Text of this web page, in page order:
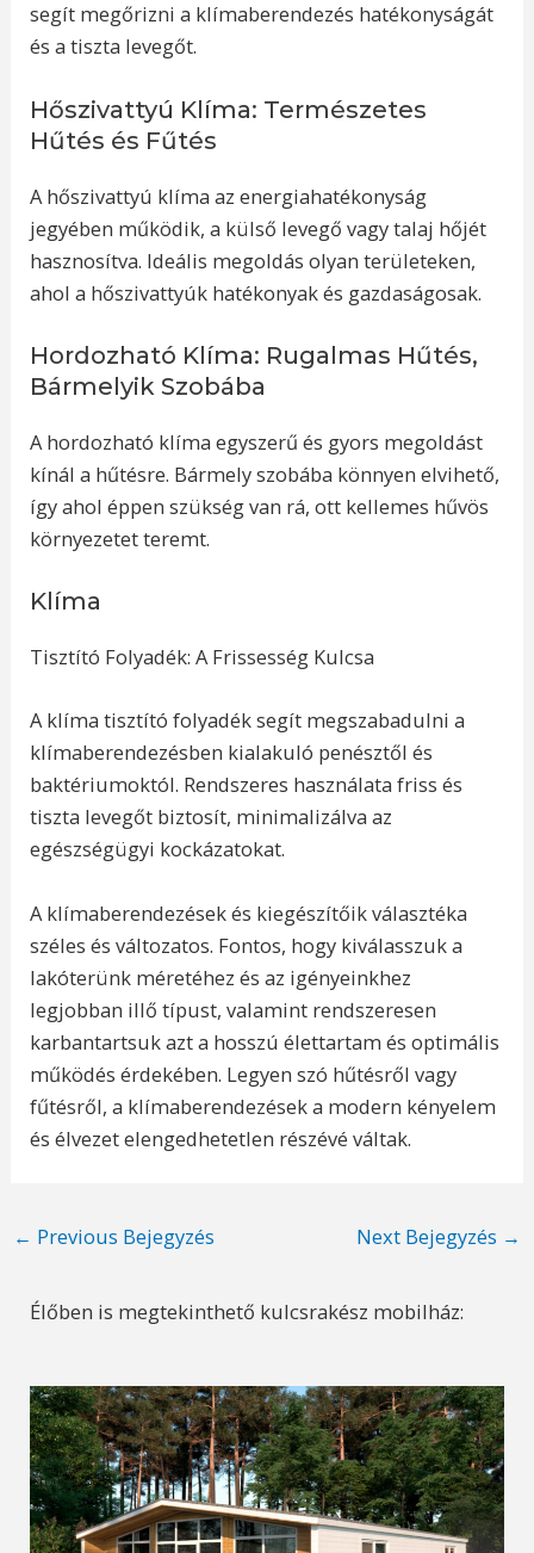
segít megőrizni a klímaberendezés hatékonyságát
és a tiszta levegőt.
Hőszivattyú Klíma: Természetes
Hűtés és Fűtés
A hőszivattyú klíma az energiahatékonyság
jegyében működik, a külső levegő vagy talaj hőjét
hasznosítva. Ideális megoldás olyan területeken,
ahol a hőszivattyúk hatékonyak és gazdaságosak.
Hordozható Klíma: Rugalmas Hűtés,
Bármelyik Szobába
A hordozható klíma egyszerű és gyors megoldást
kínál a hűtésre. Bármely szobába könnyen elvihető,
így ahol éppen szükség van rá, ott kellemes hűvös
környezetet teremt.
Klíma
Tisztító Folyadék: A Frissesség Kulcsa
A klíma tisztító folyadék segít megszabadulni a
klímaberendezésben kialakuló penésztől és
baktériumoktól. Rendszeres használata friss és
tiszta levegőt biztosít, minimalizálva az
egészségügyi kockázatokat.
A klímaberendezések és kiegészítőik választéka
széles és változatos. Fontos, hogy kiválasszuk a
lakóterünk méretéhez és az igényeinkhez
legjobban illő típust, valamint rendszeresen
karbantartsuk azt a hosszú élettartam és optimális
működés érdekében. Legyen szó hűtésről vagy
fűtésről, a klímaberendezések a modern kényelem
és élvezet elengedhetetlen részévé váltak.
Post
← Previous Bejegyzés Next Bejegyzés →
Élőben is megtekinthető kulcsrakész mobilház: